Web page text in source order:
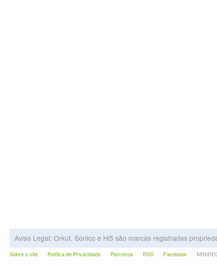
Aviso Legal: Orkut, Sonico e Hi5 são marcas registradas
Sobre o site Política de Privacidade Parceiros RSS Facebook